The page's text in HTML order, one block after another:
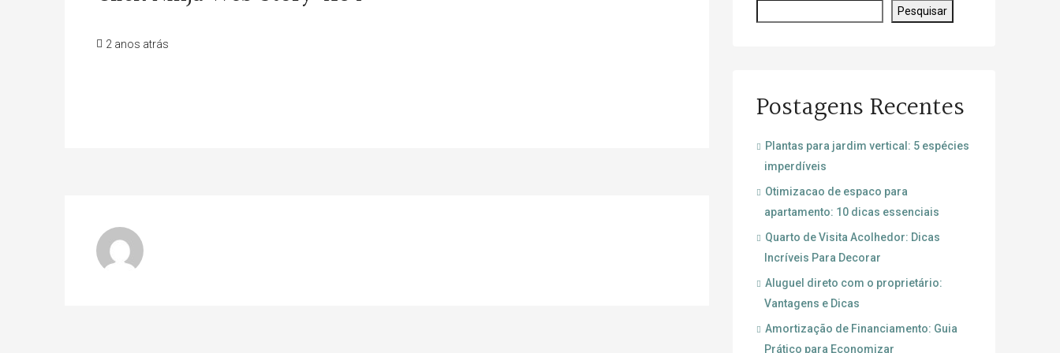
2 anos atrás
Pesquisar
Postagens Recentes
Plantas para jardim vertical: 5 espécies
imperdíveis
Otimizacao de espaco para
apartamento: 10 dicas essenciais
Quarto de Visita Acolhedor: Dicas
Incríveis Para Decorar
Aluguel direto com o proprietário:
Vantagens e Dicas
Amortização de Financiamento: Guia
Prático para Economizar